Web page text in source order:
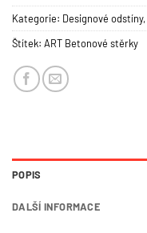
Kategorie: Designové odstíny,
Štítek: ART Betonové stěrky
POPIS
DALŠÍ INFORMACE